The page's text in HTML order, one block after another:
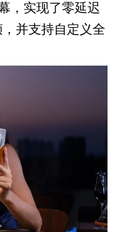
，实现了零延迟
并支持自定义全